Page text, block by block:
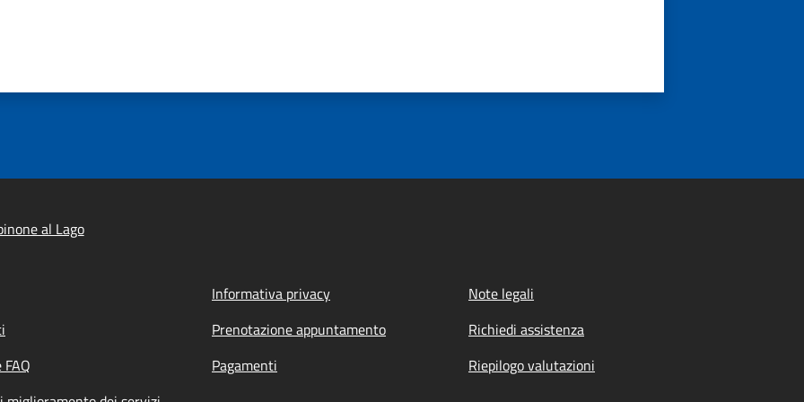
al Lago
Informativa privacy
Note legali
Prenotazione appuntamento
Richiedi assistenza
Pagamenti
Riepilogo valutazioni